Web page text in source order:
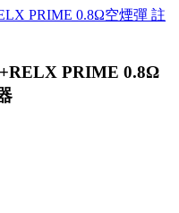
PRIME 0.8Ω